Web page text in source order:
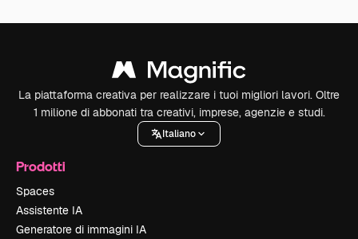
La piattaforma creativa per realizzare i tuoi migliori lavori. Oltre
1 milione di abbonati tra creativi, imprese, agenzie e studi.
Italiano
Prodotti
Spaces
Assistente IA
Generatore di immagini IA